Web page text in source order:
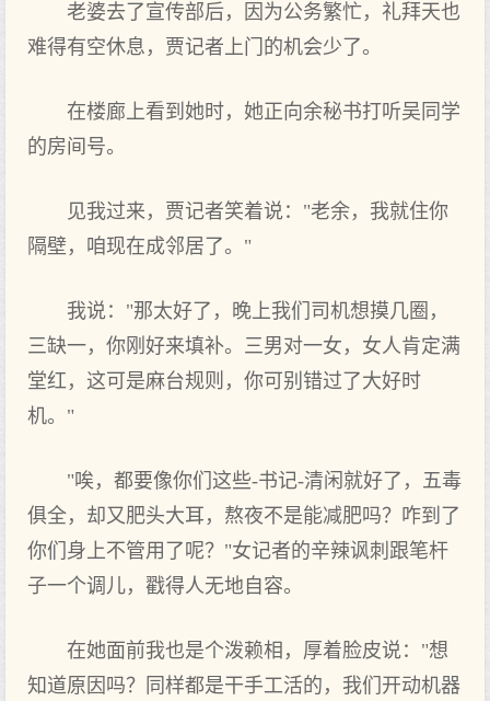
老婆去了宣传部后，因为公务繁忙，礼拜天也
难得有空休息，贾记者上门的机会少了。
在楼廊上看到她时，她正向余秘书打听吴同学
的房间号。
见我过来，贾记者笑着说："老余，我就住你
隔壁，咱现在成邻居了。"
我说："那太好了，晚上我们司机想摸几圈，
三缺一，你刚好来填补。三男对一女，女人肯定满
堂红，这可是麻台规则，你可别错过了大好时
机。"
"唉，都要像你们这些-书记-清闲就好了，五毒
俱全，却又肥头大耳，熬夜不是能减肥吗？咋到了
你们身上不管用了呢？"女记者的辛辣讽刺跟笔杆
子一个调儿，戳得人无地自容。
在她面前我也是个泼赖相，厚着脸皮说："想
知道原因吗？同样都是干手工活的，我们开动机器